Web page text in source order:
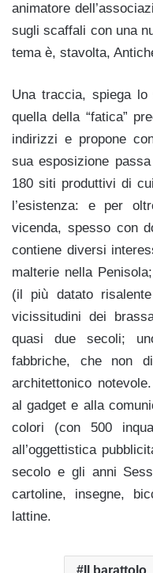
animatore
sugli scaffali con una
tema è, stavolta,
Una traccia, spiega
quella della “fatica”
indirizzi e propone
sua esposizione
180 siti produttivi di
l’esistenza: e per
vicenda, spesso con
contiene diversi
malterie nella
(il più datato
vicissitudini dei
quasi due secoli;
fabbriche, che non
architettonico
al gadget e alla
colori (con 500
all’oggettistica
secolo e gli anni
cartoline, insegne,
lattine.